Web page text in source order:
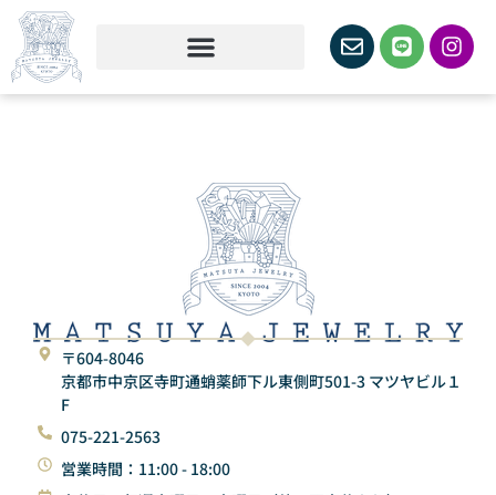
〒604-8046
京都市中京区寺町通蛸薬師下ル東側町501-3 マツヤビル１
F
075-221-2563
営業時間：11:00 - 18:00